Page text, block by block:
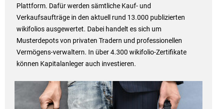
Plattform. Dafür werden sämtliche Kauf- und
Verkaufsaufträge in den aktuell rund 13.000 publizierten
wikifolios ausgewertet. Dabei handelt es sich um
Musterdepots von privaten Tradern und professionellen
Vermögens-verwaltern. In über 4.300 wikifolio-Zertifikate
können Kapitalanleger auch investieren.